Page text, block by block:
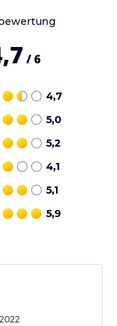
/ 6
4,7
5,0
5,2
4,1
5,1
5,9